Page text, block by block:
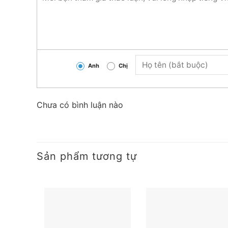
✔Nhận báo giá các loại dây cáp với giá tốt.
Anh Chị
Chưa có bình luận nào
Sản phẩm tương tự